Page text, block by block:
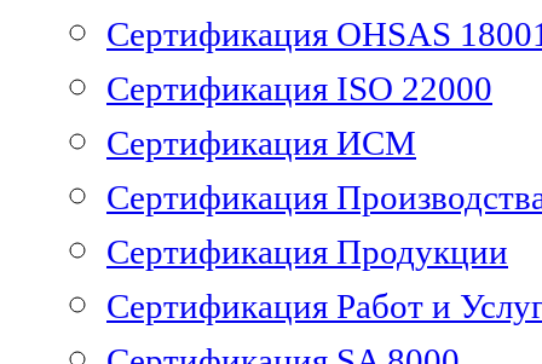
Сертификация OHSAS
Сертификация ISO 22000
Сертификация ИСМ
Сертификация
Сертификация Продукции
Сертификация Работ и